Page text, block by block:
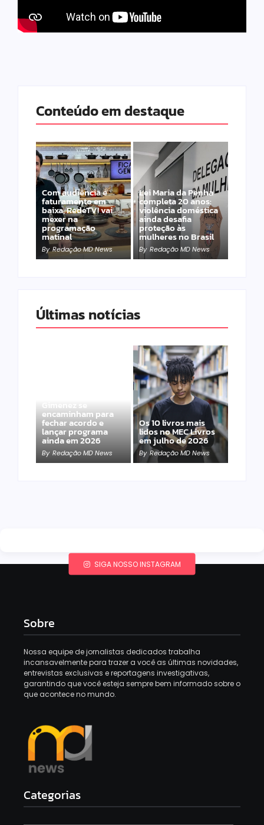
Conteúdo em destaque
Com audiência e
faturamento em
baixa, RedeTV! vai
mexer na
programação
matinal
By Redação MD News
Lei Maria da Penha
completa 20 anos:
violência doméstica
ainda desafia
proteção às
mulheres no Brasil
By Redação MD News
Últimas notícias
Gimenez se
encaminham para
fechar acordo e
lançar programa
ainda em 2026
By Redação MD News
Os 10 livros mais
lidos no MEC Livros
em julho de 2026
By Redação MD News
SIGA NOSSO INSTAGRAM
Sobre
Nossa equipe de jornalistas dedicados trabalha
incansavelmente para trazer a você as últimas novidades,
entrevistas exclusivas e reportagens investigativas,
garantindo que você esteja sempre bem informado sobre o
que acontece no mundo.
Categorias